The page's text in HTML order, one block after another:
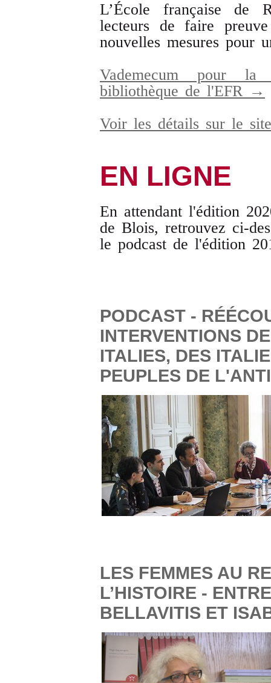
L’École française de
lecteurs de faire
nouvelles mesures pour
Vademecum pour
bibliothèque de l'EFR →
Voir les détails sur le
EN LIGNE
En attendant l'édition
de Blois, retrouvez ci-
le podcast de l'édition
PODCAST -
INTERVENTIONS
ITALIES, DES
PEUPLES DE
LES FEMMES AU
L’HISTOIRE -
BELLAVITIS ET